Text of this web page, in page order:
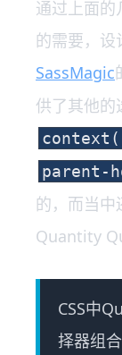
通过上面的
的需要，
SassMagic
供了其他的
parent-
的，而当中
Quantity
CSS中
择器组